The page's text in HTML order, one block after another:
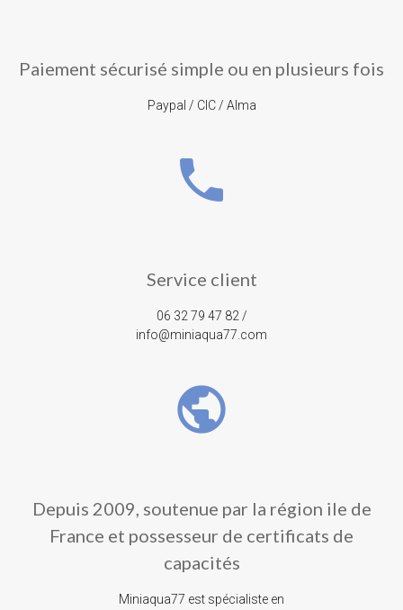
Paiement sécurisé simple ou en plusieurs fois
Paypal / CIC / Alma
phone
Service client
06 32 79 47 82 /
info@miniaqua77.com
public
Depuis 2009, soutenue par la région ile de
France et possesseur de certificats de
capacités
Miniaqua77 est spécialiste en